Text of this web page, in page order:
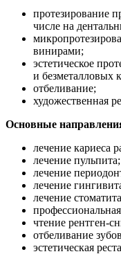
протезирование
числе на
винирами;
эстетическое
и безметалловых
отбеливание;
художественная
Основные
лечение кариеса
лечение пульпита;
лечение
лечение
лечение
чтение рентген-
отбеливание
эстетическая